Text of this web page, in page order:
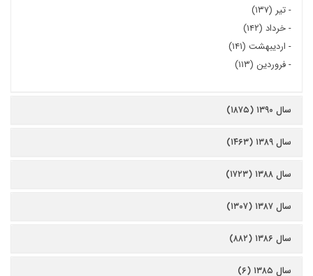
-تیر (۱۳۷)
-خرداد (۱۴۲)
- اردیبهشت (۱۴۱)
-فروردین (۱۱۳)
سال ۱۳۹۰ (۱۸۷۵)
سال ۱۳۸۹ (۱۴۶۳)
سال ۱۳۸۸ (۱۷۲۳)
سال ۱۳۸۷ (۱۳۰۷)
سال ۱۳۸۶ (۸۸۲)
سال ۱۳۸۵ (۶)